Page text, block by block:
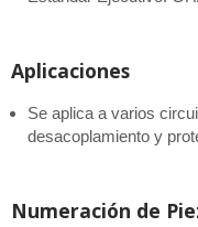
Aplicaciones
Se aplica a varios
desacoplamiento y
Numeración de